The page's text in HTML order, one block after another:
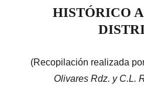
HISTÓRICO
(Recopilación realizada
Olivares Rdz. y C.L.